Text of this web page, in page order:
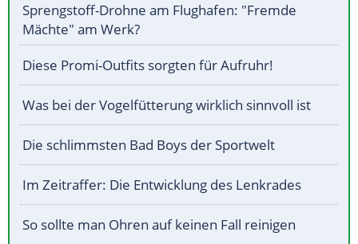
Sprengstoff-Drohne am Flughafen: "Fremde
Mächte" am Werk?
Diese Promi-Outfits sorgten für Aufruhr!
Was bei der Vogelfütterung wirklich sinnvoll ist
Die schlimmsten Bad Boys der Sportwelt
Im Zeitraffer: Die Entwicklung des Lenkrades
So sollte man Ohren auf keinen Fall reinigen